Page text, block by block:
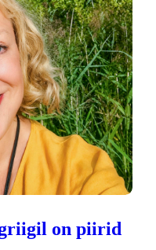
on piirid